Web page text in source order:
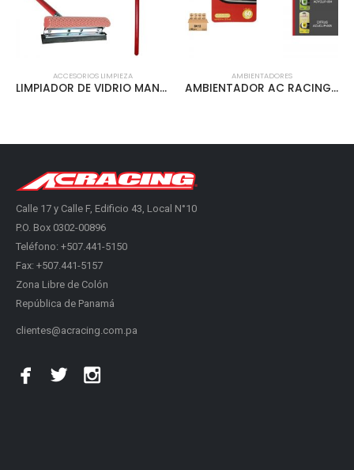
ACCESORIOS LIMPIEZA
LIMPIADOR DE VIDRIO MANGO ROJO 8 – ACLEN-103
AMBIENTADORES
AMBIENTADOR AC RACING VENT CLIP 12PCS/INNER FRESA – ACVCLIP-006
Calle 17 y Calle F, Edificio 43, Local N°10
P.O. Box 0302-00896
Teléfono: +507.441-5150
Fax: +507.441-5157
Zona Libre de Colón
República de Panamá
clientes@acracing.com.pa